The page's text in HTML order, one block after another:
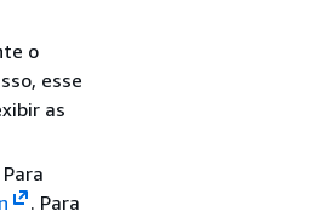
o
esse
as
. Para